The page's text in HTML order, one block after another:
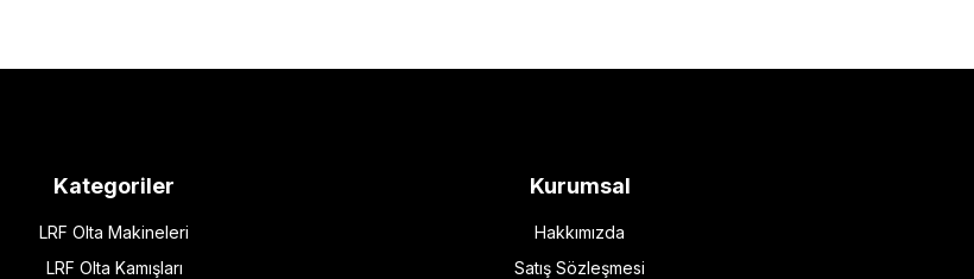
Kategoriler
LRF Olta Makineleri
LRF Olta Kamışları
Kurumsal
Hakkımızda
Satış Sözleşmesi